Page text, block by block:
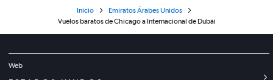
Inicio
Emiratos Árabes Unidos
Vuelos baratos de Chicago a Internacional de Dubái
Web